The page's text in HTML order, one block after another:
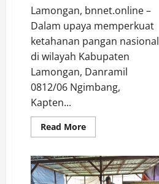
Lamongan, bnnet.online –
Dalam upaya memperkuat
ketahanan pangan nasional
di wilayah Kabupaten
Lamongan, Danramil
0812/06 Ngimbang,
Kapten...
Read MoreRead
more
Ketahanan
Pangan,
Danramil